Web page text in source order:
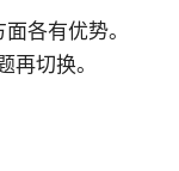
各有优势。
切换。